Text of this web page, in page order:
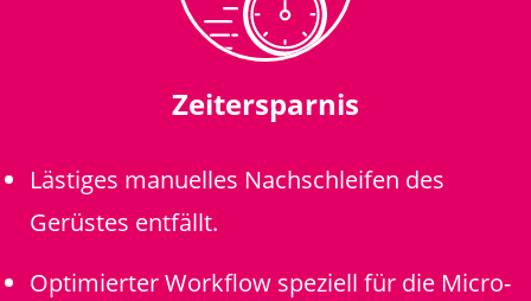
Zeitersparnis
Lästiges manuelles Nachschleifen des
Gerüstes entfällt.
Optimierter Workflow speziell für die Micro-